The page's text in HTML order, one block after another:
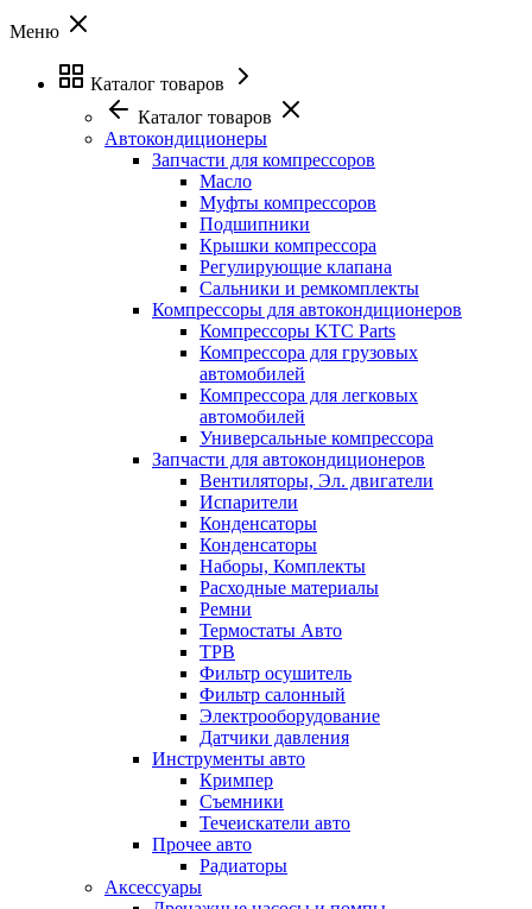
Меню
Каталог товаров
Каталог товаров
Автокондиционеры
Запчасти для компрессоров
Масло
Муфты компрессоров
Подшипники
Крышки компрессора
Регулирующие клапана
Сальники и ремкомплекты
Компрессоры для автокондиционеров
Компрессоры KTC Parts
Компрессора для грузовых
автомобилей
Компрессора для легковых
автомобилей
Универсальные компрессора
Запчасти для автокондиционеров
Вентиляторы, Эл. двигатели
Испарители
Конденсаторы
Конденсаторы
Наборы, Комплекты
Расходные материалы
Ремни
Термостаты Авто
ТРВ
Фильтр осушитель
Фильтр салонный
Электрооборудование
Датчики давления
Инструменты авто
Кримпер
Съемники
Течеискатели авто
Прочее авто
Радиаторы
Аксессуары